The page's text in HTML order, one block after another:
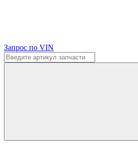
Запрос по VIN